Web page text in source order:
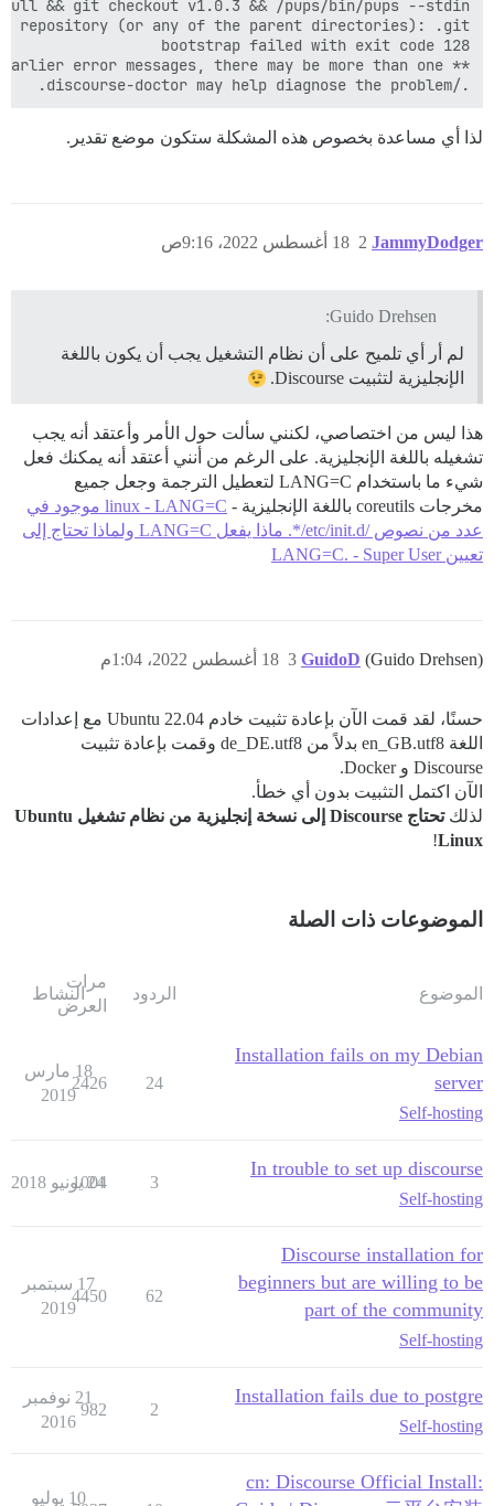
./discourse-doctor may help diagnose the problem.
لذا أي مساعدة بخصوص هذه المشكلة ستكون موضع تقدير.
JammyDodger 18 أغسطس 2022، 9:16ص 2
Guido Drehsen:
لم أر أي تلميح على أن نظام التشغيل يجب أن يكون باللغة
الإنجليزية لتثبيت Discourse.
هذا ليس من اختصاصي، لكنني سألت حول الأمر وأعتقد أنه يجب
تشغيله باللغة الإنجليزية. على الرغم من أنني أعتقد أنه يمكنك فعل
شيء ما باستخدام LANG=C لتعطيل الترجمة وجعل جميع
مخرجات coreutils باللغة الإنجليزية -
linux - LANG=C موجود في
عدد من نصوص /etc/init.d/*. ماذا يفعل LANG=C ولماذا تحتاج إلى
تعيين LANG=C. - Super User
GuidoD (Guido Drehsen) 18 أغسطس 2022، 1:04م 3
حسنًا، لقد قمت الآن بإعادة تثبيت خادم Ubuntu 22.04 مع إعدادات
اللغة en_GB.utf8 بدلاً من de_DE.utf8 وقمت بإعادة تثبيت
Discourse و Docker.
الآن اكتمل التثبيت بدون أي خطأ.
لذلك
تحتاج Discourse إلى نسخة إنجليزية من نظام تشغيل Ubuntu
Linux
!
الموضوعات ذات الصلة
الموضوع الردود
مرات
العرض
النشاط
Installation fails on my Debian
server
Self-hosting
24
2426
18 مارس
2019
In trouble to set up discourse
Self-hosting
3
1004
24 يونيو 2018
Discourse installation for
beginners but are willing to be
part of the community
Self-hosting
62
4450
17 سبتمبر
2019
Installation fails due to postgre
Self-hosting
2
982
21 نوفمبر
2016
:cn: Discourse Official Install
10 يوليو